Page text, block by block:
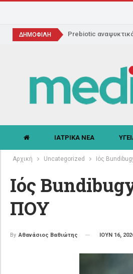
ΔΗΜΟΦΙΛΗ Prebiotic
ΙΑΤΡΙΚΑ ΝΕΑ
Αρχική Uncategorized Ιός
Ιός
ΠΟΥ
By Αθανάσιος Βαθιώτης ΙΟΥΝ 16,